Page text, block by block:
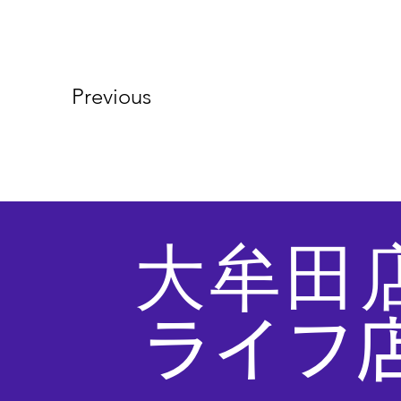
Previous
大牟田
ライフ